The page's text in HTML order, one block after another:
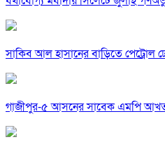
সাকিব আল হাসানের বাড়িতে পেট্রোল
গাজীপুর-৫ আসনের সাবেক এমপি